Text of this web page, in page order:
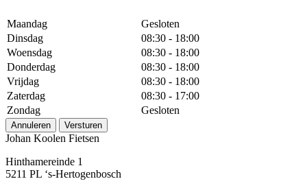
Maandag
Gesloten
Dinsdag
08:30 - 18:00
Woensdag
08:30 - 18:00
Donderdag
08:30 - 18:00
Vrijdag
08:30 - 18:00
Zaterdag
08:30 - 17:00
Zondag
Gesloten
Annuleren Versturen
Johan Koolen Fietsen
Hinthamereinde 1
5211 PL ‘s-Hertogenbosch